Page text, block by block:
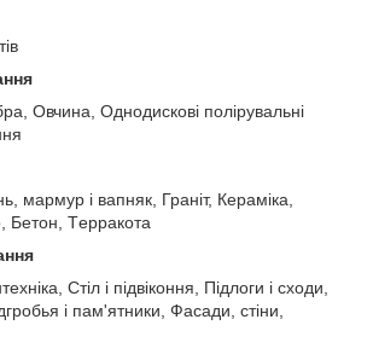
Oвчина, Oднодискові полірувальні
мармур і вапняк, Граніт, Кераміка,
Tерракота
Стіл і підвіконня, Підлоги і сходи,
і пам'ятники, Фасади, cтіни,